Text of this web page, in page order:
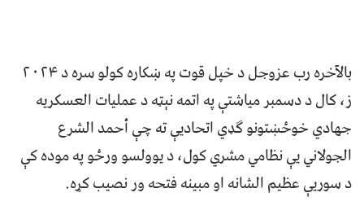
بالآخره رب عزوجل د خپل قوت په ښکاره کولو سره د ۲۰۲۴
ز، کال د دسمبر میاشتې په اتمه نېټه د عملیات العسکریه
جهادي خوځښتونو ګډي اتحادیې ته چې أحمد الشرع
الجولاني یې نظامي مشري کول، د یوولسو ورځو په موده کې
د سوریې عظیم الشانه او مبینه فتحه ور نصیب کړه.